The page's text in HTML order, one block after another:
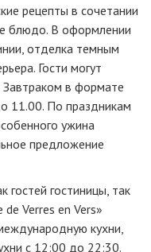
рецепты в сочетании
блюдо. В оформлении
отделка темным
Гости могут
Завтраком в формате
11.00. По праздникам
ужина
предложение
гостей гостиницы, так
Verres en Vers»
кухни,
с 12:00 до 22:30.